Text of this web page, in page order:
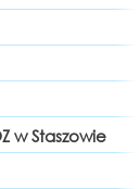
w Staszowie